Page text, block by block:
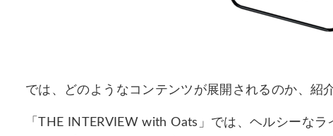
では、どのようなコンテンツが展開されるのか、紹
「THE INTERVIEW with Oats」では、ヘルシーな